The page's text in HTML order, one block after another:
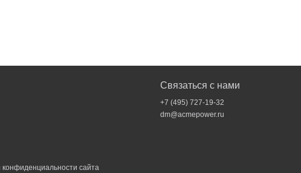
Связаться с нами
+7 (495) 727-19-32
dm@acmepower.ru
конфиденциальности сайта